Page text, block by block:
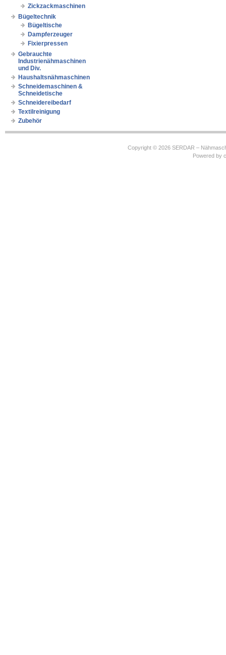
Zickzackmaschinen
Bügeltechnik
Bügeltische
Dampferzeuger
Fixierpressen
Gebrauchte
Industrienähmaschinen
und Div.
Haushaltsnähmaschinen
Schneidemaschinen &
Schneidetische
Schneidereibedarf
Textilreinigung
Zubehör
Copyright © 2026 SERDAR –
Powered by